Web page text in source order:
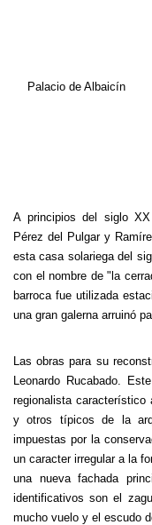
Palacio de Albaicín
A principios del siglo
Pérez del Pulgar y
esta casa solariega del
con el nombre de "la
barroca fue utilizada
una gran galerna arruinó
Las obras para su
Leonardo Rucabado.
regionalista característico
y otros típicos de la
impuestas por la
un caracter irregular a la
una nueva fachada
identificativos son el
mucho vuelo y el escudo